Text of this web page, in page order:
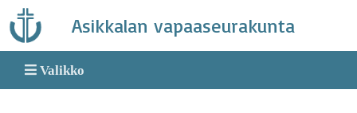
Skip
to
content
Asikkalan vapaaseurakunta
Valikko